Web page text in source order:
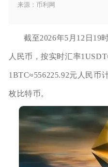
来源：币利网
截至2026年5月12日19
人民币，按实时汇率
1BTC≈556225.92元人民币
枚比特币。